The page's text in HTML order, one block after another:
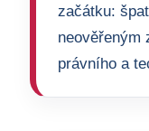
začátku:
neověřeným
právního a